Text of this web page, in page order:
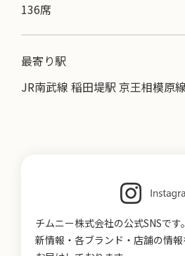
136席
最寄り駅
JR南武線 稲田堤駅 京王相模原
チムニー株式会社の公式SNSで
新情報・各ブランド・店舗の情